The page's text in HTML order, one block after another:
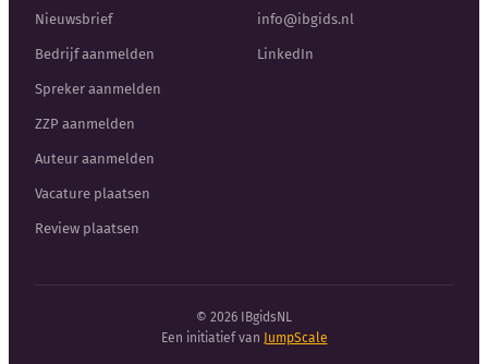
Nieuwsbrief
Bedrijf aanmelden
Spreker aanmelden
ZZP aanmelden
Auteur aanmelden
Vacature plaatsen
Review plaatsen
info@ibgids.nl
LinkedIn
© 2026 IBgidsNL
Een initiatief van JumpScale